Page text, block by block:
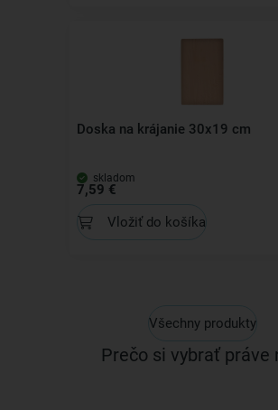
Doska na krájanie 30x19 cm
skladom
7,59 €
Vložiť do košíka
Všechny produkty
Prečo si vybrať práve